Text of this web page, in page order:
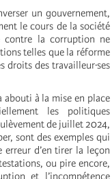
un gouvernement,
le cours de la société
contre la corruption ne
telles que la réforme
droits des travailleur·ses
abouti à la mise en place
les politiques
de juillet 2024,
sont des exemples qui
d’en tirer la leçon
ou pire encore,
et l’incompétence